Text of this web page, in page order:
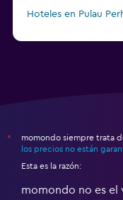
Hoteles en Pulau
*
momondo siempre trata
los precios no están
Esta es la razón:
momondo no es el